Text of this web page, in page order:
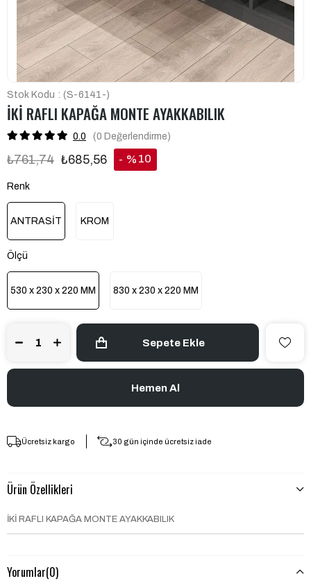
Stok Kodu (S-6141-)
İKİ RAFLI KAPAĞA MONTE AYAKKABILIK
0.0 (0 Değerlendirme)
₺761,74 ₺685,56 % 10
Renk
ANTRASİT KROM
Ölçü
530 x 230 x 220 MM 830 x 230 x 220 MM
Ücretsiz kargo 30 gün içinde ücretsiz iade
Ürün Özellikleri
İKİ RAFLI KAPAĞA MONTE AYAKKABILIK
Yorumlar(0)